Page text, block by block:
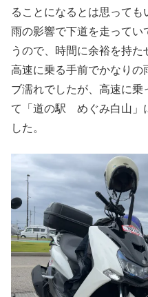
ることになるとは思っても
雨の影響で下道を走ってい
うので、時間に余裕を持た
高速に乗る手前でかなり
ブ濡れでしたが、高速に
て「道の駅 めぐみ白山」
した。